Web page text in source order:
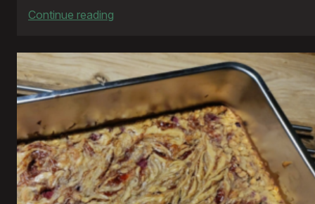
Continue reading
na
rowerze